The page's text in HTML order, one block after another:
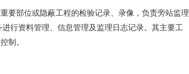
要部位或隐蔽工程的检验记录、录像，负责旁站监理
行资料管理、信息管理及监理日志记录。其主要工
制。